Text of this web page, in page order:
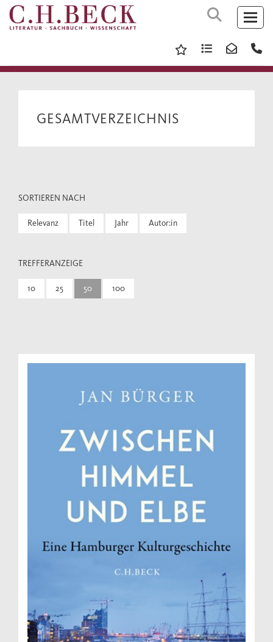
GESAMTVERZEICHNIS
SORTIEREN NACH
Relevanz Titel Jahr Autor:in
TREFFERANZEIGE
10 25 50 100